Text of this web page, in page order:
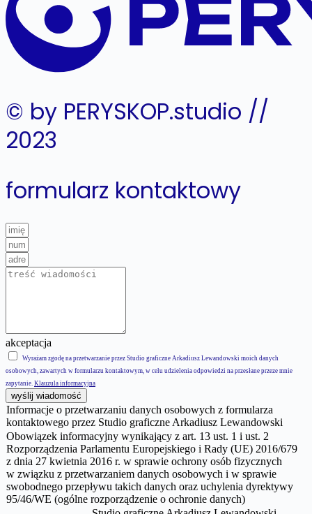
© by PERYSKOP.studio //
2023
formularz kontaktowy
akceptacja
Wyrażam zgodę na przetwarzanie przez Studio graficzne Arkadiusz Lewandowski moich danych
osobowych, zawartych w formularzu kontaktowym, w celu udzielenia odpowiedzi na przesłane przeze mnie
zapytanie. Klauzula informacyjna
wyślij wiadomość
Informacje o przetwarzaniu danych osobowych z formularza
kontaktowego przez Studio graficzne Arkadiusz Lewandowski
Obowiązek informacyjny wynikający z art. 13 ust. 1 i ust. 2
Rozporządzenia Parlamentu Europejskiego i Rady (UE) 2016/679
z dnia 27 kwietnia 2016 r. w sprawie ochrony osób fizycznych
w związku z przetwarzaniem danych osobowych i w sprawie
swobodnego przepływu takich danych oraz uchylenia dyrektywy
95/46/WE (ogólne rozporządzenie o ochronie danych)